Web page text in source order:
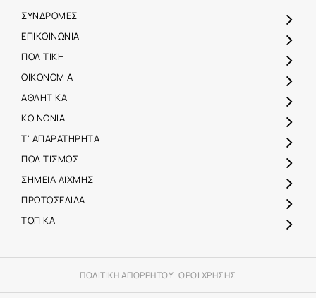
ΣΥΝΔΡΟΜΕΣ
ΕΠΙΚΟΙΝΩΝΙΑ
ΠΟΛΙΤΙΚΗ
ΟΙΚΟΝΟΜΙΑ
ΑΘΛΗΤΙΚΑ
ΚΟΙΝΩΝΙΑ
Τ' ΑΠΑΡΑΤΗΡΗΤΑ
ΠΟΛΙΤΙΣΜΟΣ
ΣΗΜΕΙΑ ΑΙΧΜΗΣ
ΠΡΩΤΟΣΕΛΙΔΑ
ΤΟΠΙΚΑ
ΠΟΛΙΤΙΚΗ ΑΠΟΡΡΗΤΟΥ|ΟΡΟΙ ΧΡΗΣΗΣ